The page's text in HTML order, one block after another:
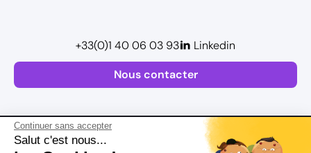
Continuer sans accepter
Salut c'est nous...
Nous contacter
+33(0)1 40 06 03 93 Linkedin